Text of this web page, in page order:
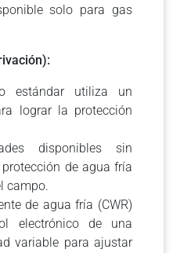
solo para gas
estándar utiliza un
lograr la protección
disponibles sin
protección de agua fría
campo.
de agua fría (CWR)
electrónico de una
variable para ajustar